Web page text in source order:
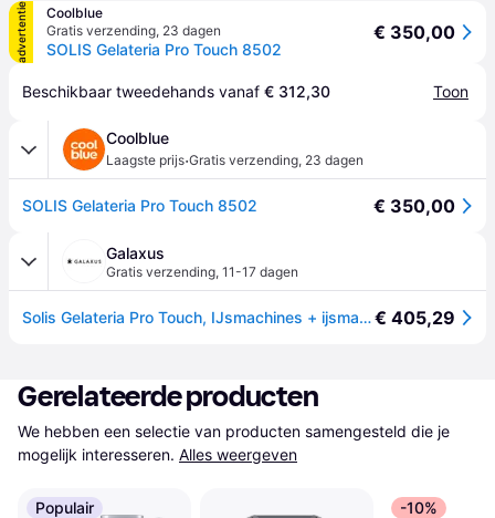
advertentie
Coolblue
Gratis verzending, 23 dagen
SOLIS Gelateria Pro Touch 8502
€ 350,00
Beschikbaar tweedehands vanaf € 312,30 Toon
Coolblue
Laagste prijs·Gratis verzending, 23 dagen
SOLIS Gelateria Pro Touch 8502 € 350,00
Galaxus
Gratis verzending, 11-17 dagen
Solis Gelateria Pro Touch, IJsmachines + ijsmakers, Zilver€ 405,29
Gerelateerde producten
We hebben een selectie van producten samengesteld die je
mogelijk interesseren. Alles weergeven
Populair -10%